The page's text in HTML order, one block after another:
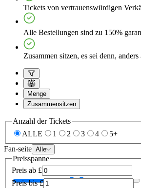
Tickets von vertrauenswürdigen
Alle Bestellungen sind zu 150%
Zusammen sitzen, es sei denn, anders
Menge
Zusammensitzen
Anzahl der Tickets
ALLE
1 2 3 4
5+
Fan-seite Alle
Preisspanne
Preis ab £
Preis bis £